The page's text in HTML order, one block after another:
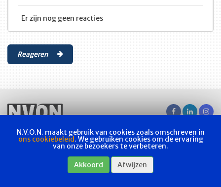
Er zijn nog geen reacties
Reageren
Vakvereniging Actueel Les & examen Bladen Contact
N.V.O.N. maakt gebruik van cookies zoals omschreven in
ons cookiebeleid. We gebruiken cookies om de ervaring
van onze bezoekers te verbeteren.
Akkoord Afwijzen